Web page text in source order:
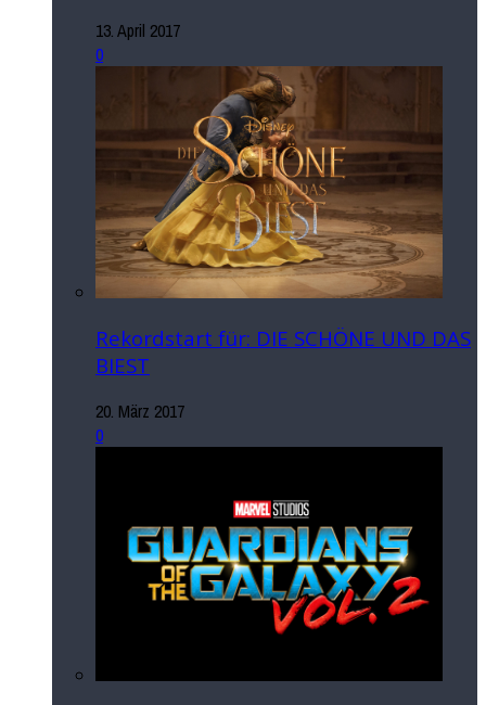
13. April 2017
0
Rekordstart für: DIE SCHÖNE UND DAS
BIEST
20. März 2017
0